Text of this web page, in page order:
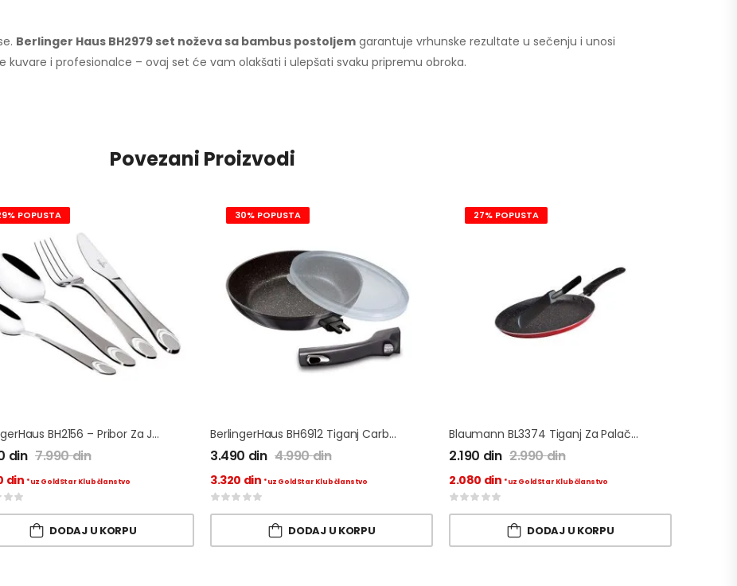
Berlinger Haus BH2979 set noževa sa bambus postoljem garantuje vrhunske rezultate u sečenju i unosi
kuvare i profesionalce – ovaj set će vam olakšati i ulepšati svaku pripremu obroka.
Povezani Proizvodi
POPUSTA
BerlingerHaus BH2156 – Pribor Za Jelo 24 Delova
din 7.990din
din *uz GoldStar Klub članstvo
DODAJ U KORPU
30% POPUSTA
BerlingerHaus BH6912 Tiganj Carbon Pro 24cm
3.490 din 4.990din
3.320 din *uz GoldStar Klub članstvo
DODAJ U KORPU
27% POPUSTA
Blaumann BL3374 Tiganj Za Palačinke Crveni
2.190 din 2.990din
2.080 din *uz GoldStar Klub članstvo
DODAJ U KORPU